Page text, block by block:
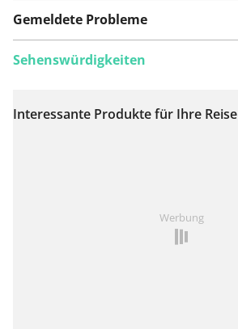
Gemeldete Probleme
Auf Karte anzeigen
Sehenswürdigkeiten
Interessante Produkte für Ihre Reise
Werbung